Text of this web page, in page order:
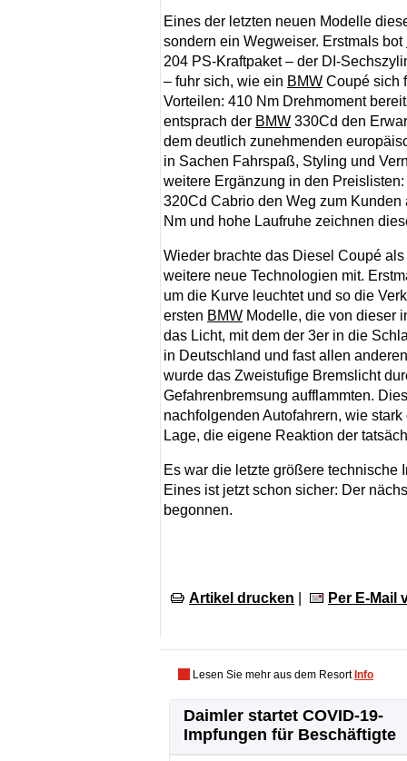
Eines der letzten neuen Modelle
sondern ein Wegweiser. Erstmals bot
204 PS-Kraftpaket – der DI-
– fuhr sich, wie ein BMW Coupé sich
Vorteilen: 410 Nm Drehmoment
entsprach der BMW 330Cd den
dem deutlich zunehmenden
in Sachen Fahrspaß, Styling und
weitere Ergänzung in den
320Cd Cabrio den Weg zum
Nm und hohe Laufruhe zeichnen
Wieder brachte das Diesel Coupé
weitere neue Technologien mit.
um die Kurve leuchtet und so die
ersten BMW Modelle, die von dieser
das Licht, mit dem der 3er in die
in Deutschland und fast allen
wurde das Zweistufige Bremslicht
Gefahrenbremsung aufflammten.
nachfolgenden Autofahrern, wie
Lage, die eigene Reaktion der
Es war die letzte größere technische
Eines ist jetzt schon sicher: Der
begonnen.
Artikel drucken Per E-Mail
Lesen Sie mehr aus dem Resort Info
Daimler startet COVID-19-
Impfungen für Beschäftigte